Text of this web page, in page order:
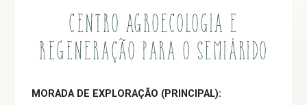
CENTRO AGROECOLOGIA E
REGENERAÇÃO PARA O SEMIÁRIDO
MORADA DE EXPLORAÇÃO (PRINCIPAL):